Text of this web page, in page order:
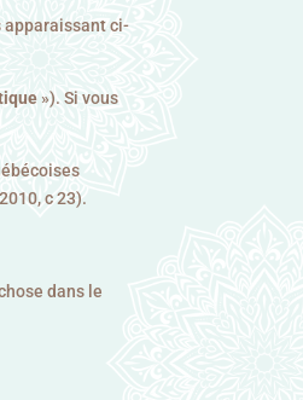
apparaissant ci-
»). Si vous
c 23).
dans le